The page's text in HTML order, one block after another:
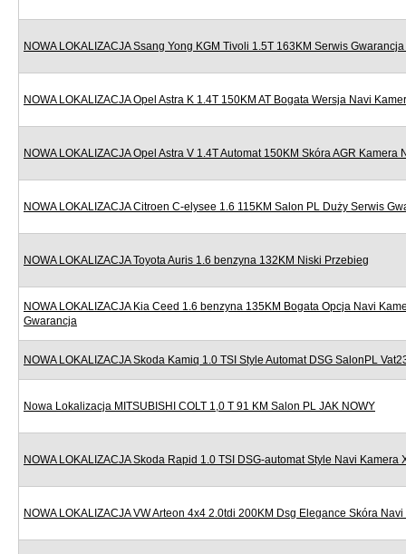
NOWA LOKALIZACJA Ssang Yong KGM Tivoli 1.5T 163KM Serwis
NOWA LOKALIZACJA Opel Astra K 1.4T 150KM AT Bogata Wersja Navi
NOWA LOKALIZACJA Opel Astra V 1.4T Automat 150KM Skóra AGR Kamera
NOWA LOKALIZACJA Citroen C-elysee 1.6 115KM Salon PL Duży Serwis
NOWA LOKALIZACJA Toyota Auris 1.6 benzyna 132KM Niski Przebieg
NOWA LOKALIZACJA Kia Ceed 1.6 benzyna 135KM Bogata Opcja Navi
Gwarancja
NOWA LOKALIZACJA Skoda Kamiq 1.0 TSI Style Automat DSG SalonPL
Nowa Lokalizacja MITSUBISHI COLT 1,0 T 91 KM Salon PL JAK NOWY
NOWA LOKALIZACJA Skoda Rapid 1.0 TSI DSG-automat Style Navi Kamera
NOWA LOKALIZACJA VW Arteon 4x4 2.0tdi 200KM Dsg Elegance Skóra